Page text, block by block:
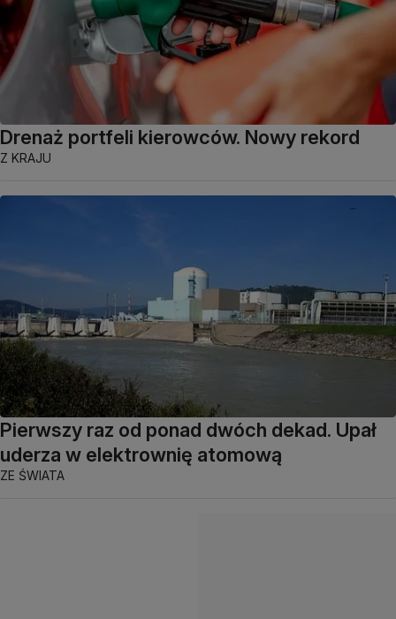
Drenaż portfeli kierowców. Nowy rekord
Z KRAJU
Pierwszy raz od ponad dwóch dekad. Upał
uderza w elektrownię atomową
ZE ŚWIATA